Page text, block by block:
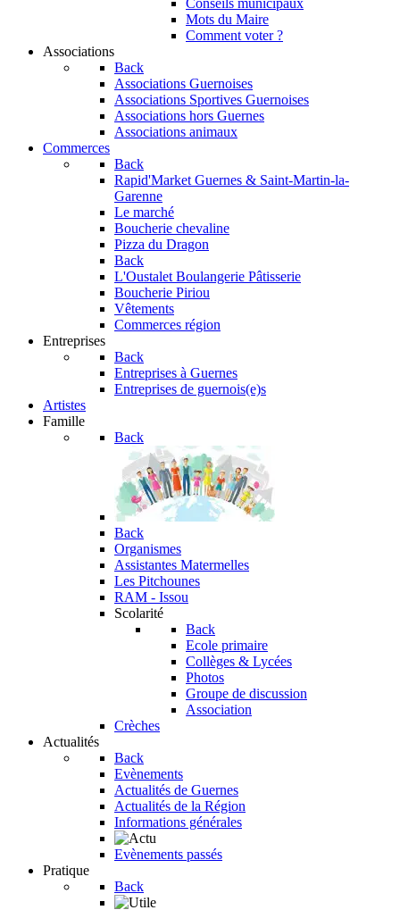
Conseils municipaux
Mots du Maire
Comment voter ?
Associations
Back
Associations Guernoises
Associations Sportives Guernoises
Associations hors Guernes
Associations animaux
Commerces
Back
Rapid'Market Guernes & Saint-Martin-la-
Garenne
Le marché
Boucherie chevaline
Pizza du Dragon
Back
L'Oustalet Boulangerie Pâtisserie
Boucherie Piriou
Vêtements
Commerces région
Entreprises
Back
Entreprises à Guernes
Entreprises de guernois(e)s
Artistes
Famille
Back
Back
Organismes
Assistantes Matermelles
Les Pitchounes
RAM - Issou
Scolarité
Back
Ecole primaire
Collèges & Lycées
Photos
Groupe de discussion
Association
Crèches
Actualités
Back
Evènements
Actualités de Guernes
Actualités de la Région
Informations générales
Evènements passés
Pratique
Back